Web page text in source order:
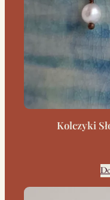
Kolczyki